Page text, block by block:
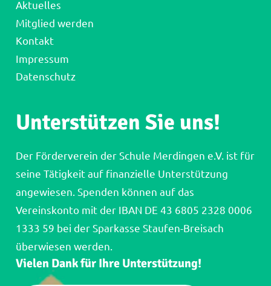
Aktuelles
Mitglied werden
Kontakt
Impressum
Datenschutz
Unterstützen Sie uns!
Der Förderverein der Schule Merdingen e.V. ist für
seine Tätigkeit auf finanzielle Unterstützung
angewiesen. Spenden können auf das
Vereinskonto mit der IBAN DE 43 6805 2328 0006
1333 59 bei der Sparkasse Staufen-Breisach
überwiesen werden.
Vielen Dank für Ihre Unterstützung!